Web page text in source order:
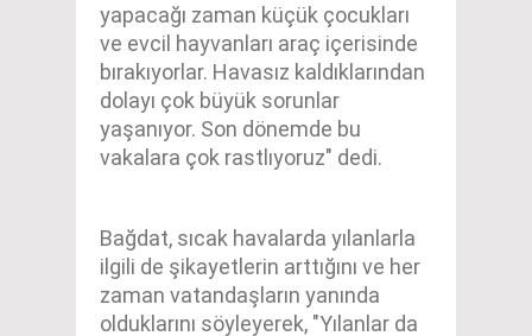
yapacağı zaman küçük çocukları
ve evcil hayvanları araç içerisinde
bırakıyorlar. Havasız kaldıklarından
dolayı çok büyük sorunlar
yaşanıyor. Son dönemde bu
vakalara çok rastlıyoruz" dedi.
Bağdat, sıcak havalarda yılanlarla
ilgili de şikayetlerin arttığını ve her
zaman vatandaşların yanında
olduklarını söyleyerek, "Yılanlar da